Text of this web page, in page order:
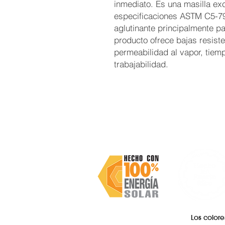
inmediato. Es una masilla
especificaciones ASTM C5-
aglutinante principalmente
producto ofrece bajas
permeabilidad al vapor,
trabajabilidad.
Los